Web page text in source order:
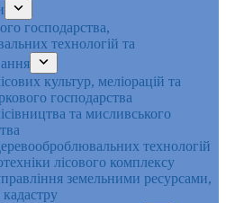
господарства,
технологій та
культур, меліорацій та
господарства
та мисливського
технологій
лісового комплексу
земельними ресурсами,
кадастру